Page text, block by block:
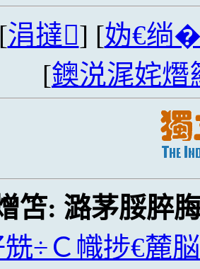
涓撻] [妫€绱
[鐭涚浘姹熸
笘: 潞茅脮脺
÷Ｃ幟捗€麓